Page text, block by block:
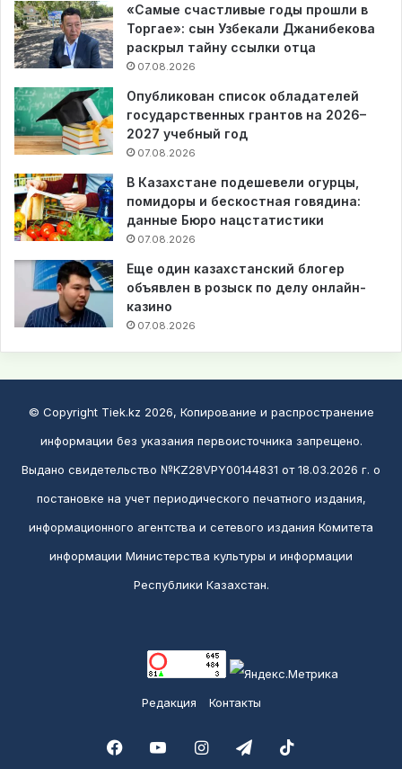
«Самые счастливые годы прошли в
Торгае»: сын Узбекали Джанибекова
раскрыл тайну ссылки отца
07.08.2026
Опубликован список обладателей
государственных грантов на 2026–
2027 учебный год
07.08.2026
В Казахстане подешевели огурцы,
помидоры и бескостная говядина:
данные Бюро нацстатистики
07.08.2026
Еще один казахстанский блогер
объявлен в розыск по делу онлайн-
казино
07.08.2026
© Copyright Tiek.kz 2026, Копирование и распространение
информации без указания первоисточника запрещено.
Выдано свидетельство №KZ28VPY00144831 от 18.03.2026 г. о
постановке на учет периодического печатного издания,
информационного агентства и сетевого издания Комитета
информации Министерства культуры и информации
Республики Казахстан.
Редакция Контакты
FacebookYouTubeInstagramTelegram